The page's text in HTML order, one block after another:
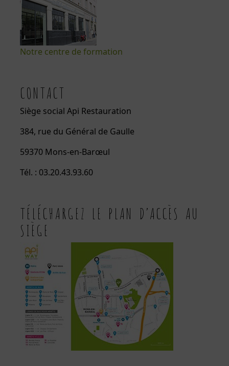
Notre centre de formation
CONTACT
Siège social Api Restauration
384, rue du Général de Gaulle
59370 Mons-en-Barœul
Tél. : 03.20.43.93.60
TÉLÉCHARGEZ LE PLAN D’ACCÈS AU
SIÈGE